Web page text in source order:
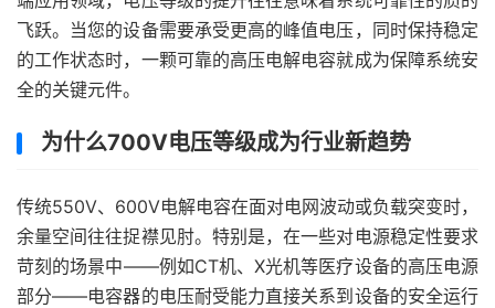
飞跃。当您的设备需要承受更高的峰值电压，同时保持稳定
的工作状态时，一颗可靠的高压电解电容就成为保障系统安
全的关键元件。
为什么700V电压等级成为行业新趋势
传统550V、600V电解电容在面对电网波动或负载突变时，
余量空间往往捉襟见肘。特别是，在一些对电源稳定性要求
苛刻的场景中——例如CT机、X光机等医疗设备的高压电源
部分——电容器的电压耐受能力直接关系到设备的安全运行